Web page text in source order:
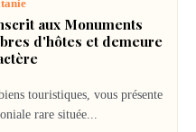
aux Monuments
d'hôtes et demeure
touristiques, vous présente
rare située...